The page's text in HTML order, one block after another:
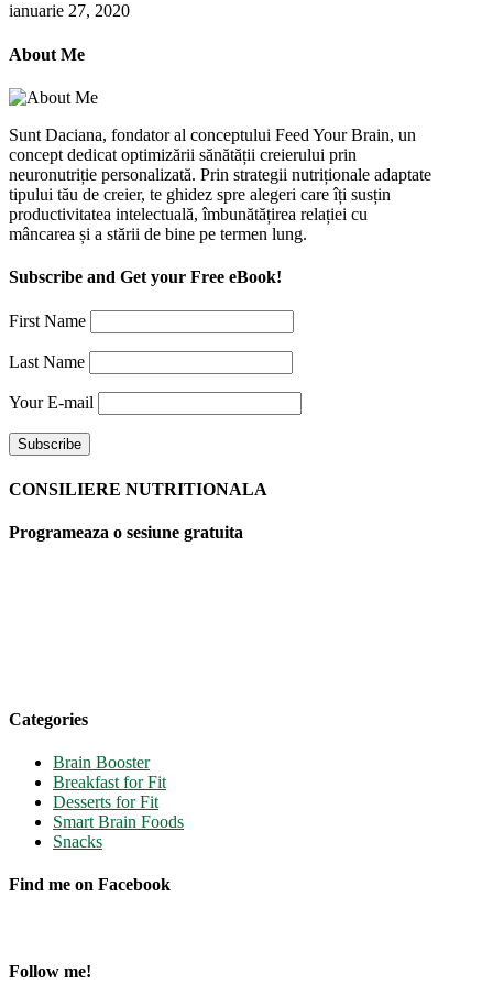
ianuarie 27, 2020
About Me
Sunt Daciana, fondator al conceptului Feed Your Brain, un
concept dedicat optimizării sănătății creierului prin
neuronutriție personalizată. Prin strategii nutriționale adaptate
tipului tău de creier, te ghidez spre alegeri care îți susțin
productivitatea intelectuală, îmbunătățirea relației cu
mâncarea și a stării de bine pe termen lung.
Subscribe and Get your Free eBook!
First Name
Last Name
Your E-mail
CONSILIERE NUTRITIONALA
Programeaza o sesiune gratuita
Categories
Brain Booster
Breakfast for Fit
Desserts for Fit
Smart Brain Foods
Snacks
Find me on Facebook
Follow me!